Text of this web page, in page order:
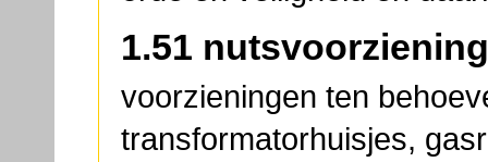
1.51
voorzieningen ten
transformatorhuisjes,